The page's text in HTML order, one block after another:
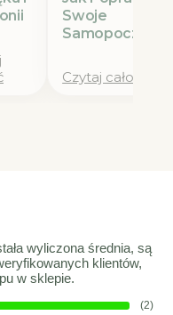
Swoje
Samopoczucie
Czytaj całość
wyliczona średnia, są
klientów,
w sklepie.
(2)